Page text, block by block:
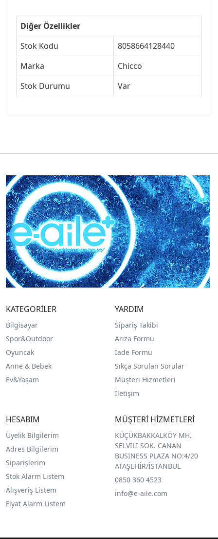
Diğer Özellikler
Stok Kodu
8058664128440
Marka
Chicco
Stok Durumu
Var
KATEGORİLER
Bilgisayar
Spor&Outdoor
Oyuncak
Anne & Bebek
Ev&Yaşam
YARDIM
Sipariş Takibi
Arıza Formu
İade Formu
Sıkça Sorulan Sorular
Müşteri Hizmetleri
İletişim
HESABIM
Üyelik Bilgilerim
Adres Bilgilerim
Siparişlerim
Stok Alarm Listem
Alışveriş Listem
Fiyat Alarm Listem
MÜŞTERİ HİZMETLERİ
KÜÇÜKBAKKALKÖY MH.
SELVİLİ SOK. CANAN
BUSINESS PLAZA NO:4/20
ATAŞEHİR/İSTANBUL
0850 360 4523
info@e-aile.com